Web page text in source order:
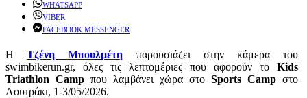
WHATSAPP
VIBER
FACEBOOK MESSENGER
ΗΤζένη Μπουλμέτη παρουσιάζει στην κάμερα του
swimbikerun.gr, όλες τις λεπτομέριες που αφορούν το Kids
Triathlon Camp που λαμβάνει χώρα στο Sports Camp στο
Λουτράκι, 1-3/05/2026.